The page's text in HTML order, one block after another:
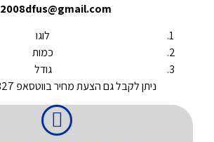
2008dfus@gmail.com
לוגו
כמות
גודל
ניתן לקבל גם הצעת מחיר בווטסאפ 0544441327